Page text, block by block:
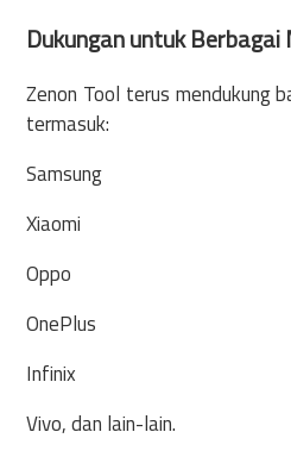
Dukungan untuk
Zenon Tool terus mendukung
termasuk:
Samsung
Xiaomi
Oppo
OnePlus
Infinix
Vivo, dan lain-lain.